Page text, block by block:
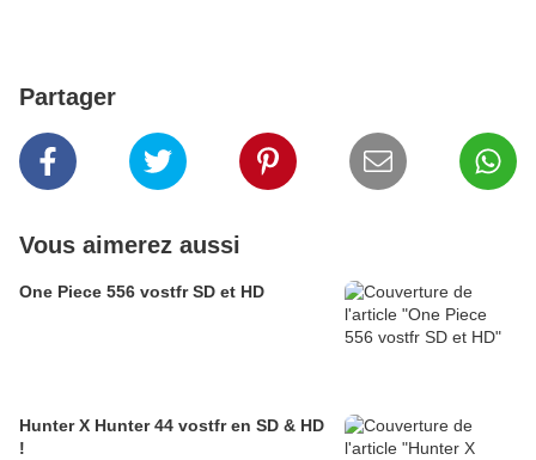
Partager
Vous aimerez aussi
One Piece 556 vostfr SD et HD
Hunter X Hunter 44 vostfr en SD & HD
!